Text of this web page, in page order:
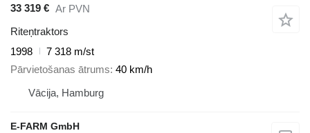
33 319 € Ar PVN
Riteņtraktors
1998
7 318 m/st
Pārvietošanas ātrums 40 km/h
Vācija, Hamburg
E-FARM GmbH